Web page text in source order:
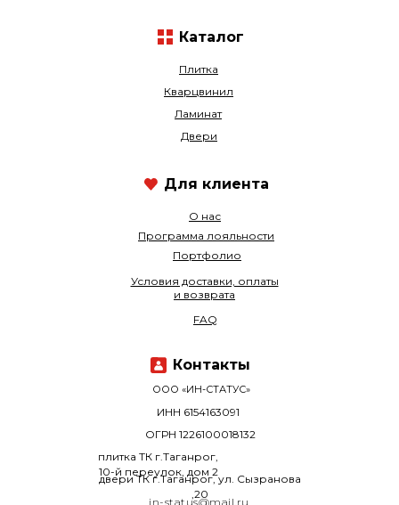
Плитка
Кварцвинил
О нас
Ламинат
Программа лояльности
Двери
Портфолио
ООО «ИН-СТАТУС»
плитка ТК г.Таганрог,
10-й переулок, дом 2
двери ТК г.Таганрог, ул. Сызранова
,20
ОГРН 1226100018132
ИНН 6154163091
Условия доставки, оплаты
и возврата
FAQ
Каталог
in-status@mail.ru
Контакты
Для клиента